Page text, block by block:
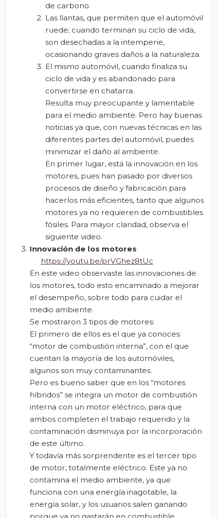
de carbono.
Las llantas, que permiten que el automóvil
ruede; cuando terminan su ciclo de vida,
son desechadas a la intemperie,
ocasionando graves daños a la naturaleza.
El mismo automóvil, cuando finaliza su
ciclo de vida y es abandonado para
convertirse en chatarra.
Resulta muy preocupante y lamentable
para el medio ambiente. Pero hay buenas
noticias ya que, con nuevas técnicas en las
diferentes partes del automóvil, puedes
minimizar el daño al ambiente.
En primer lugar, está la innovación en los
motores, pues han pasado por diversos
procesos de diseño y fabricación para
hacerlos más eficientes, tanto que algunos
motores ya no requieren de combustibles
fósiles. Para mayor claridad, observa el
siguiente video.
Innovación de los motores
https://youtu.be/prVGhez8tUc
En este video observaste las innovaciones de
los motores, todo esto encaminado a mejorar
el desempeño, sobre todo para cuidar el
medio ambiente.
Se mostraron 3 tipos de motores:
El primero de ellos es el que ya conoces:
“motor de combustión interna”, con el que
cuentan la mayoría de los automóviles,
algunos son muy contaminantes.
Pero es bueno saber que en los “motores
híbridos” se integra un motor de combustión
interna con un motor eléctrico, para que
ambos completen el trabajo requerido y la
contaminación disminuya por la incorporación
de este último.
Y todavía más sorprendente es el tercer tipo
de motor, totalmente eléctrico. Este ya no
contamina el medio ambiente, ya que
funciona con una energía inagotable, la
energía solar, y los usuarios salen ganando